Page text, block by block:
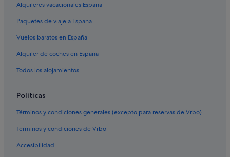
Vuelos a México
Vuelos a Suiza
Vuelos a Tailandia
Vuelos a Turquía
Deutsche Bahn
Vuelos a Adeje
Vuelos a Alicante
Alquileres vacacionales España
Paquetes de viaje a España
Vuelos baratos en España
Alquiler de coches en España
Todos los alojamientos
Políticas
Términos y condiciones generales (excepto para reservas de Vrbo)
Términos y condiciones de Vrbo
Accesibilidad